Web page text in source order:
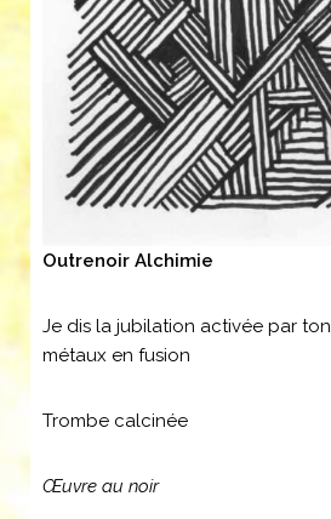
Outrenoir Alchimie
Je dis la jubilation activée par
métaux en fusion
Trombe calcinée
Œuvre au noir